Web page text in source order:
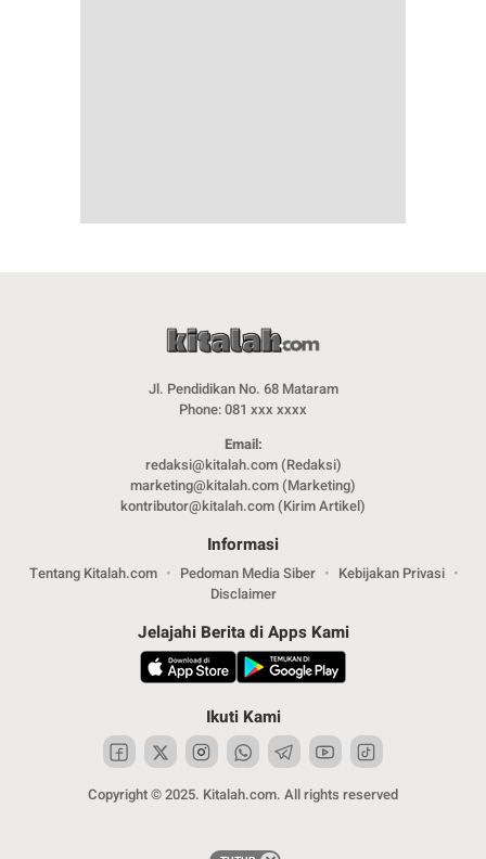
Jl. Pendidikan No. 68 Mataram
Phone: 081 xxx xxxx
Email:
redaksi@kitalah.com (Redaksi)
marketing@kitalah.com (Marketing)
kontributor@kitalah.com (Kirim Artikel)
Informasi
Tentang Kitalah.com Pedoman Media Siber
Kebijakan Privasi
Disclaimer
Jelajahi Berita di Apps Kami
Ikuti Kami
Copyright © 2025. Kitalah.com. All rights reserved